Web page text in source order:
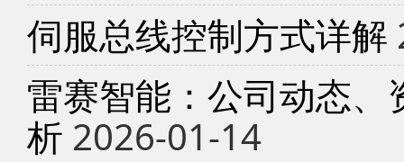
伺服总线控制方式详解
雷赛智能：公司动态
析 2026-01-14